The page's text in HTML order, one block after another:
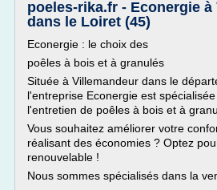
poeles-rika.fr - Econergie
dans le Loiret (45)
Econergie : le choix des
poêles à bois et à granulés
Située à Villemandeur dans le
l'entreprise Econergie est
l'entretien de poêles à bois et à
Vous souhaitez améliorer votre
réalisant des économies ? Optez
renouvelable !
Nous sommes spécialisés dans la